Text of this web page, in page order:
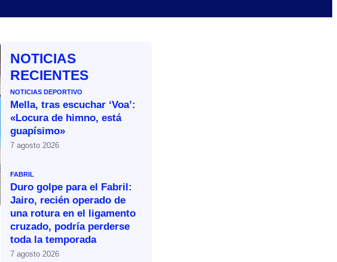
NOTICIAS
RECIENTES
NOTICIAS DEPORTIVO
Mella, tras escuchar ‘Voa’:
«Locura de himno, está
guapísimo»
7 agosto 2026
FABRIL
Duro golpe para el Fabril:
Jairo, recién operado de
una rotura en el ligamento
cruzado, podría perderse
toda la temporada
7 agosto 2026